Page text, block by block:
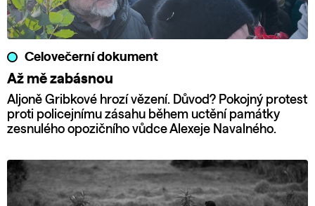
Celovečerní dokument
Až mě zabásnou
Aljoně Gribkové hrozí vězení. Důvod? Pokojný protest
proti policejnímu zásahu během uctění památky
zesnulého opozičního vůdce Alexeje Navalného.